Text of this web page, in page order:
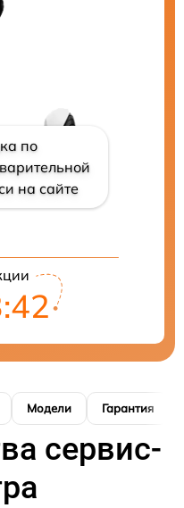
по
на сайте
Модели Гарантия
сервис-